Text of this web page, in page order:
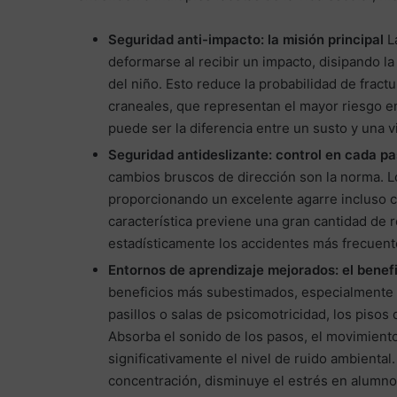
Seguridad anti-impacto: la misión principal
deformarse al recibir un impacto, disipando
del niño. Esto reduce la probabilidad de
craneales, que representan el mayor riesgo
puede ser la diferencia entre un susto y una
Seguridad antideslizante: control en cada
cambios bruscos de dirección son la norma.
proporcionando un excelente agarre incluso
característica previene una gran cantidad de
estadísticamente los accidentes más
Entornos de aprendizaje mejorados: el
beneficios más subestimados,
pasillos o salas de psicomotricidad, los pisos
Absorba el sonido de los pasos, el
significativamente el nivel de ruido
concentración, disminuye el estrés en